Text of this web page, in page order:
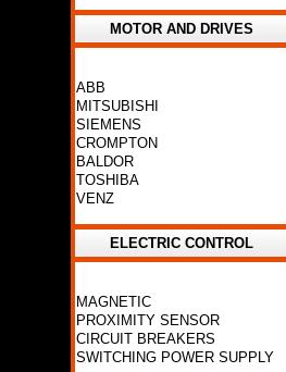
MOTOR AND DRIVES
ABB
MITSUBISHI
SIEMENS
CROMPTON
BALDOR
TOSHIBA
VENZ
ELECTRIC CONTROL
MAGNETIC
PROXIMITY SENSOR
CIRCUIT BREAKERS
SWITCHING POWER SUPPLY